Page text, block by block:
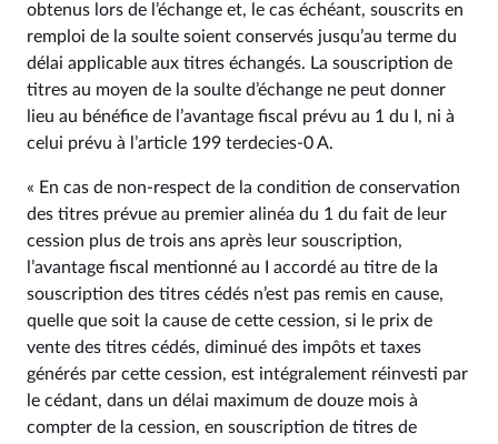
obtenus lors de l’échange et, le cas échéant, souscrits en
remploi de la soulte soient conservés jusqu’au terme du
délai applicable aux titres échangés. La souscription de
titres au moyen de la soulte d’échange ne peut donner
lieu au bénéfice de l’avantage fiscal prévu au 1 du I, ni à
celui prévu à l’article 199 terdecies-0 A.
« En cas de non-respect de la condition de conservation
des titres prévue au premier alinéa du 1 du fait de leur
cession plus de trois ans après leur souscription,
l’avantage fiscal mentionné au I accordé au titre de la
souscription des titres cédés n’est pas remis en cause,
quelle que soit la cause de cette cession, si le prix de
vente des titres cédés, diminué des impôts et taxes
générés par cette cession, est intégralement réinvesti par
le cédant, dans un délai maximum de douze mois à
compter de la cession, en souscription de titres de